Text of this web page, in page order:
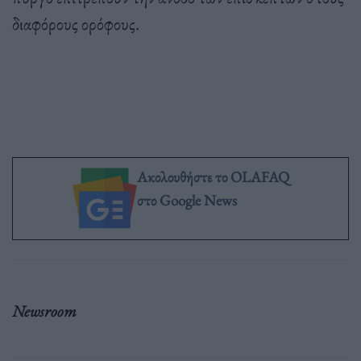
διαφόρους ορόφους.
Ακολουθήστε το OLAFAQ
στο Google News
Newsroom